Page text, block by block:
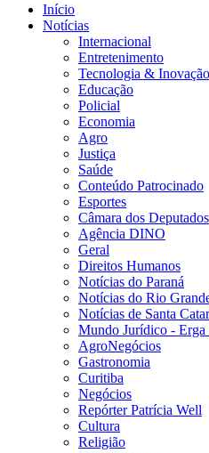
Início
Notícias
Internacional
Entretenimento
Tecnologia & Inovação
Educação
Policial
Economia
Agro
Justiça
Saúde
Conteúdo Patrocinado
Esportes
Câmara dos Deputados
Agência DINO
Geral
Direitos Humanos
Notícias do Paraná
Notícias do Rio
Notícias de Santa
Mundo Jurídico - Erga
AgroNegócios
Gastronomia
Curitiba
Negócios
Repórter Patrícia Well
Cultura
Religião